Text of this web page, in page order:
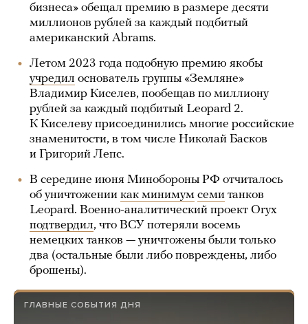
бизнеса» обещал премию в размере десяти
миллионов рублей за каждый подбитый
американский Abrams.
Летом 2023 года подобную премию якобы
учредил основатель группы «Земляне»
Владимир Киселев, пообещав по миллиону
рублей за каждый подбитый Leopard 2.
К Киселеву присоединились многие российские
знаменитости, в том числе Николай Басков
и Григорий Лепс.
В середине июня Минобороны РФ отчиталось
об уничтожении как минимум семи танков
Leopard. Военно-аналитический проект Oryx
подтвердил, что ВСУ потеряли восемь
немецких танков — уничтожены были только
два (остальные были либо повреждены, либо
брошены).
ГЛАВНЫЕ СОБЫТИЯ ДНЯ